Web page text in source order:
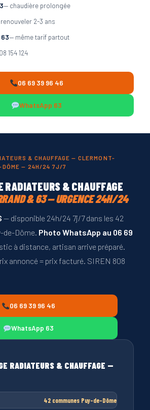
— chaudière prolongée
2-3 ans
— même tarif partout
154 124
06 69 39 96 46
WhatsApp 63
& CHAUFFAGE — CLERMONT-
DÔME — 24H/24 7J/7
RADIATEURS & CHAUFFAGE
& 63 — URGENCE 24H/24
— disponible 24h/24 7j/7 dans les 42
de-Dôme. Photo WhatsApp au 06 69
à distance, artisan arrive préparé.
annoncé = prix facturé. SIREN 808
06 69 39 96 46
WhatsApp 63
RADIATEURS & CHAUFFAGE —
42 communes Puy-de-Dôme